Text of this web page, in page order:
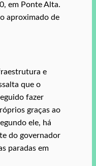
em Ponte Alta.
aproximado de
e
que o
fazer
graças ao
ele, há
do governador
paradas em